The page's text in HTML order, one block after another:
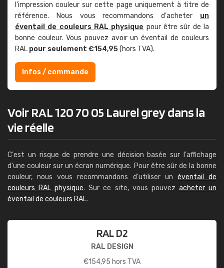
l'impression couleur sur cette page uniquement à titre de
référence. Nous vous recommandons d'acheter un
éventail de couleurs RAL physique pour être sûr de la
bonne couleur. Vous pouvez avoir un éventail de couleurs
RAL pour seulement €154,95(hors TVA).
Infos / commande
Voir RAL 120 70 05 Laurel grey dans la
vie réelle
C'est un risque de prendre une décision basée sur l'affichage
d'une couleur sur un écran numérique. Pour être sûr de la bonne
couleur, nous vous recommandons d'utiliser un éventail de
couleurs RAL physique. Sur ce site, vous pouvez acheter un
éventail de couleurs RAL.
RAL D2
RAL DESIGN
€154,95 hors TVA